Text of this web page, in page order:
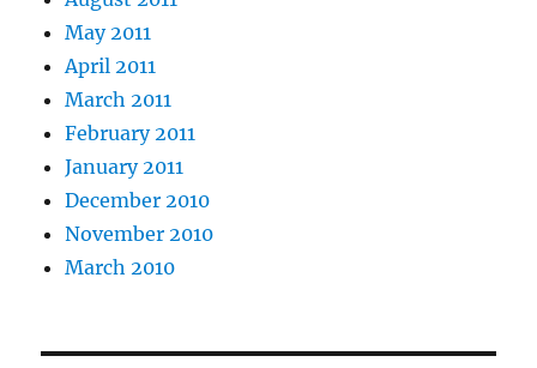
May 2011
April 2011
March 2011
February 2011
January 2011
December 2010
November 2010
March 2010